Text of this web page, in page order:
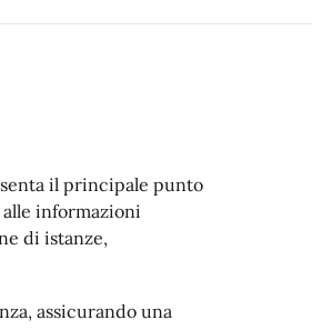
il principale punto
informazioni
di istanze,
assicurando una